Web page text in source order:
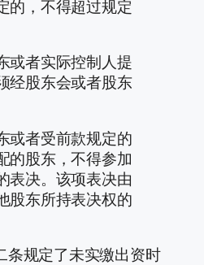
的，不得超过规定
或者实际控制人提
经股东会或者股东
或者受前款规定的
的股东，不得参加
表决。该项表决由
股东所持表决权的
条规定了未实缴出资时